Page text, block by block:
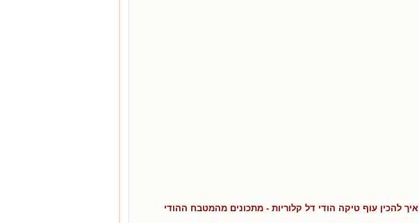
איך להכין עוף טיקה הודי דל קלוריות - מתכונים מהמטבח ההודי